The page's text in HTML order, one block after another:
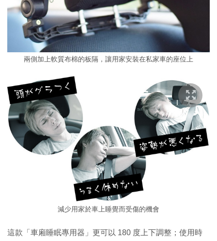
兩側加上軟質布棉的板隔，讓用家安裝在私家車的座位上
減少用家於車上睡覺而受傷的機會
這款「車廂睡眠專用器」更可以 180 度上下調整；使用時